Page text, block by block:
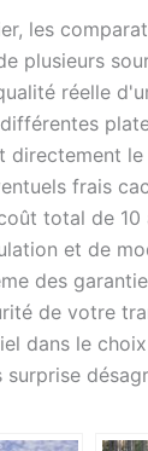
les
plusieurs
réelle
directement
frais
total de
et de
des
de votre
dans le